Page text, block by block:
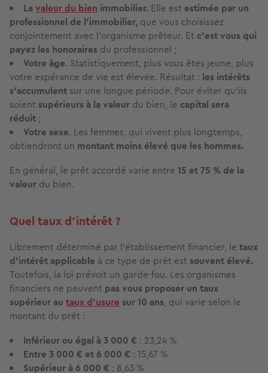
Lavaleur du bien immobilier. Elle est estimée par un
professionnel de l’immobilier, que vous choisissez
conjointement avec l'organisme prêteur. Et c’est vous qui
payez les honoraires du professionnel ;
Votre âge. Statistiquement, plus vous êtes jeune, plus
votre espérance de vie est élevée. Résultat : les intérêts
s’accumulent sur une longue période. Pour éviter qu’ils
soient supérieurs à la valeur du bien, le capital sera
réduit ;
Votre sexe. Les femmes, qui vivent plus longtemps,
obtiendront un montant moins élevé que les hommes.
En général, le prêt accordé varie entre 15 et 75 % de la
valeur du bien.
Quel taux d’intérêt ?
Librement déterminé par l’établissement financier, le taux
d’intérêt applicable à ce type de prêt est souvent élevé.
Toutefois, la loi prévoit un garde-fou. Les organismes
financiers ne peuvent pas vous proposer un taux
supérieur au taux d’usure sur 10 ans, qui varie selon le
montant du prêt :
Inférieur ou égal à 3 000 € : 23,24 %
Entre 3 000 € et 6 000 € : 15,67 %
Supérieur à 6 000 € : 8,63 %